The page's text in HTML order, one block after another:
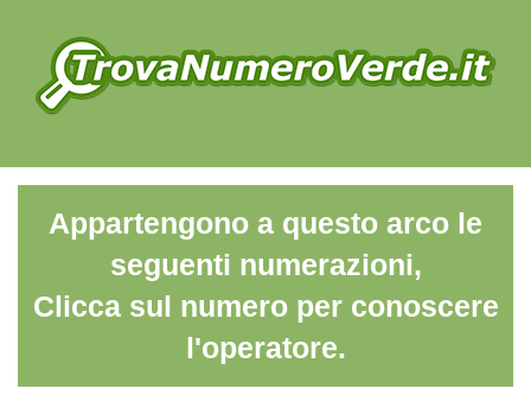
Appartengono a questo arco le
seguenti numerazioni,
Clicca sul numero per conoscere
l'operatore.